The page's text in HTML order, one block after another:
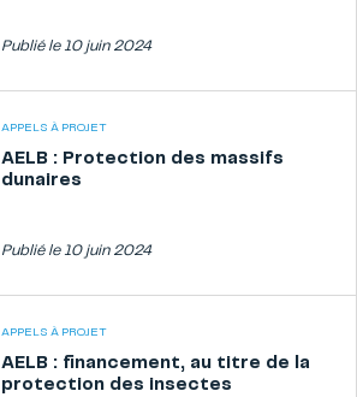
Publié le 10 juin 2024
APPELS À PROJET
AELB : Protection des massifs
dunaires
Publié le 10 juin 2024
APPELS À PROJET
AELB : financement, au titre de la
protection des insectes